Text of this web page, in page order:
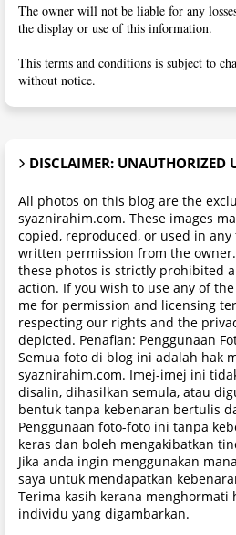
The owner will not be liable for any
the display or use of this information.
This terms and conditions is subject to
without notice.
DISCLAIMER: UNAUTHORIZED
All photos on this blog are the
syaznirahim.com. These images
copied, reproduced, or used in
written permission from the
these photos is strictly prohibited
action. If you wish to use any of
me for permission and licensing
respecting our rights and the
depicted. Penafian: Penggunaan
Semua foto di blog ini adalah hak
syaznirahim.com. Imej-imej ini
disalin, dihasilkan semula, atau
bentuk tanpa kebenaran bertulis
Penggunaan foto-foto ini tanpa
keras dan boleh mengakibatkan
Jika anda ingin menggunakan
saya untuk mendapatkan
Terima kasih kerana menghormati
individu yang digambarkan.